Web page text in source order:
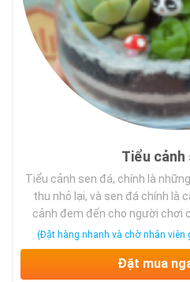
Tiểu cảnh
Tiểu cảnh sen đá, chính là
thu nhỏ lại, và sen đá chính là
cảnh đem đến cho người chơi
thoải mái và nhiều ý nghĩa. Ý
đá mini
(Đặt hàng nhanh và chờ nhân viên
Đặt mua